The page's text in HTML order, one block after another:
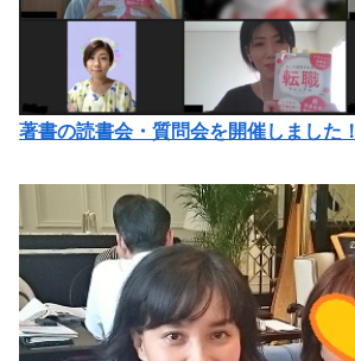
著書の読書会・質問会を開催しました！